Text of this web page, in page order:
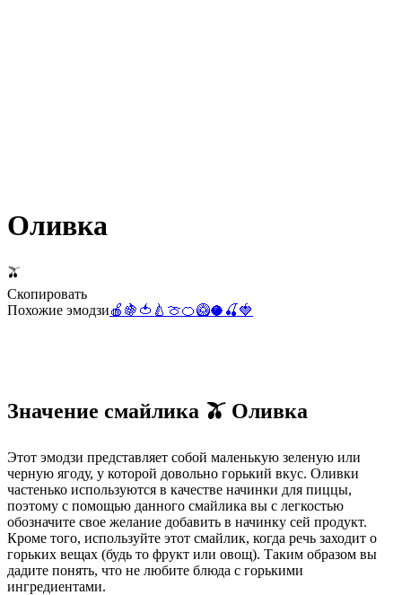
Оливка
🫒
Скопировать
Похожие эмодзи🍎 🍇 🍅 🍐 🍈🍊🥝🥥 🍒 🍓
Значение смайлика 🫒 Оливка
Этот эмодзи представляет собой маленькую зеленую или
черную ягоду, у которой довольно горький вкус. Оливки
частенько используются в качестве начинки для пиццы,
поэтому с помощью данного смайлика вы с легкостью
обозначите свое желание добавить в начинку сей продукт.
Кроме того, используйте этот смайлик, когда речь заходит о
горьких вещах (будь то фрукт или овощ). Таким образом вы
дадите понять, что не любите блюда с горькими
ингредиентами.